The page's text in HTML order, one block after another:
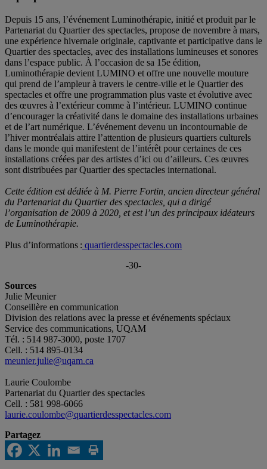
Depuis 15 ans, l’événement Luminothérapie, initié et produit par le
Partenariat du Quartier des spectacles, propose de novembre à mars,
une expérience hivernale originale, captivante et participative dans le
Quartier des spectacles, avec des installations lumineuses et sonores
dans l’espace public. À l’occasion de sa 15e édition,
Luminothérapie devient LUMINO et offre une nouvelle mouture
qui prend de l’ampleur à travers le centre-ville et le Quartier des
spectacles et offre une programmation plus vaste et évolutive avec
des œuvres à l’extérieur comme à l’intérieur. LUMINO continue
d’encourager la créativité dans le domaine des installations urbaines
et de l’art numérique. L’événement devenu un incontournable de
l’hiver montréalais attire l’attention de plusieurs quartiers culturels
dans le monde qui manifestent de l’intérêt pour certaines de ces
installations créées par des artistes d’ici ou d’ailleurs. Ces œuvres
sont distribuées par Quartier des spectacles international.
Cette édition est dédiée à M. Pierre Fortin, ancien directeur général
du Partenariat du Quartier des spectacles, qui a dirigé
l’organisation de 2009 à 2020, et est l’un des principaux idéateurs
de Luminothérapie.
Plus d’informations : quartierdesspectacles.com
-30-
Sources
Julie Meunier
Conseillère en communication
Division des relations avec la presse et événements spéciaux
Service des communications, UQAM
Tél. : 514 987-3000, poste 1707
Cell. : 514 895-0134
meunier.julie@uqam.ca
Laurie Coulombe
Partenariat du Quartier des spectacles
Cell. : 581 998-6066
laurie.coulombe@quartierdesspectacles.com
Partagez